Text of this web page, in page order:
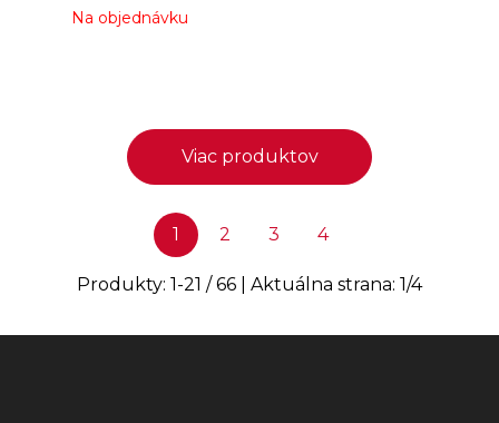
Na objednávku
Viac produktov
1 2 3 4
Produkty: 1-21 /66 | Aktuálna strana: 1/4